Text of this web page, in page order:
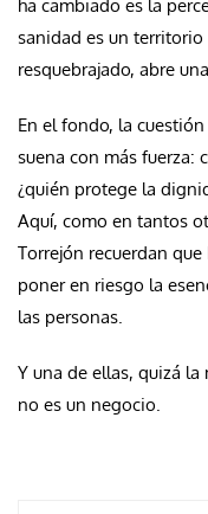
ha cambiado es la
sanidad es un
resquebrajado, abre
En el fondo, la
suena con más fuerza:
¿quién protege la
Aquí, como en tantos
Torrejón recuerdan
poner en riesgo la
las personas.
Y una de ellas, quizá
no es un negocio.